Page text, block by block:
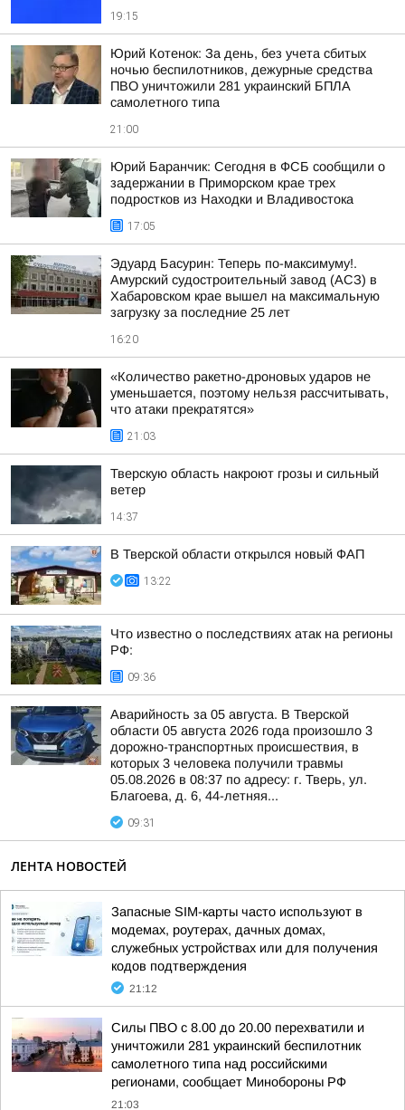
19:15
Юрий Котенок: За день, без учета сбитых
ночью беспилотников, дежурные средства
ПВО уничтожили 281 украинский БПЛА
самолетного типа
21:00
Юрий Баранчик: Сегодня в ФСБ сообщили о
задержании в Приморском крае трех
подростков из Находки и Владивостока
17:05
Эдуард Басурин: Теперь по-максимуму!.
Амурский судостроительный завод (АСЗ) в
Хабаровском крае вышел на максимальную
загрузку за последние 25 лет
16:20
«Количество ракетно-дроновых ударов не
уменьшается, поэтому нельзя рассчитывать,
что атаки прекратятся»
21:03
Тверскую область накроют грозы и сильный
ветер
14:37
В Тверской области открылся новый ФАП
13:22
Что известно о последствиях атак на регионы
РФ:
09:36
Аварийность за 05 августа. В Тверской
области 05 августа 2026 года произошло 3
дорожно-транспортных происшествия, в
которых 3 человека получили травмы
05.08.2026 в 08:37 по адресу: г. Тверь, ул.
Благоева, д. 6, 44-летняя...
09:31
ЛЕНТА НОВОСТЕЙ
Запасные SIM-карты часто используют в
модемах, роутерах, дачных домах,
служебных устройствах или для получения
кодов подтверждения
21:12
Силы ПВО с 8.00 до 20.00 перехватили и
уничтожили 281 украинский беспилотник
самолетного типа над российскими
регионами, сообщает Минобороны РФ
21:03